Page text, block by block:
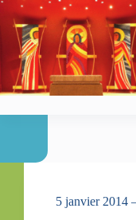
Passer
contenu
5 janvier 2014